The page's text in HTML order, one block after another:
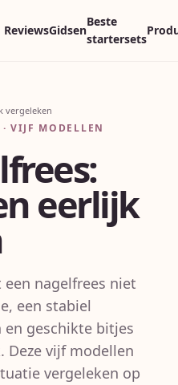
ReviewsGidsen
Beste
startersets
vergeleken
VIJF MODELLEN
eerlijk
nagelfrees niet
een stabiel
geschikte bitjes
Deze vijf modellen
vergeleken op